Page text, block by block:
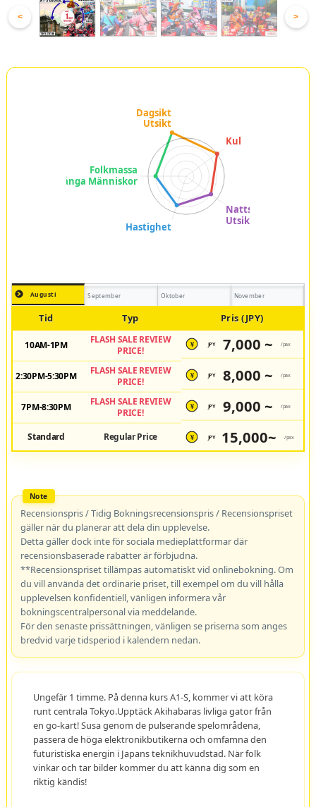
< >
Augusti September Oktober November
Tid Typ Pris (JPY)
10AM-1PM
FLASH SALE REVIEW
PRICE!
¥ JPY 7,000 ~ /pax
2:30PM-5:30PM
FLASH SALE REVIEW
PRICE!
¥ JPY 8,000 ~ /pax
7PM-8:30PM
FLASH SALE REVIEW
PRICE!
¥ JPY 9,000 ~ /pax
Standard Regular Price ¥ JPY 15,000~ /pax
Recensionspris / Tidig Bokningsrecensionspris / Recensionspriset
gäller när du planerar att dela din upplevelse.
Detta gäller dock inte för sociala medieplattformar där
recensionsbaserade rabatter är förbjudna.
**Recensionspriset tillämpas automatiskt vid onlinebokning. Om
du vill använda det ordinarie priset, till exempel om du vill hålla
upplevelsen konfidentiell, vänligen informera vår
bokningscentralpersonal via meddelande.
För den senaste prissättningen, vänligen se priserna som anges
bredvid varje tidsperiod i kalendern nedan.
Ungefär 1 timme. På denna kurs A1-S, kommer vi att köra
runt centrala Tokyo.Upptäck Akihabaras livliga gator från
en go-kart! Susa genom de pulserande spelområdena,
passera de höga elektronikbutikerna och omfamna den
futuristiska energin i Japans teknikhuvudstad. När folk
vinkar och tar bilder kommer du att känna dig som en
riktig kändis!